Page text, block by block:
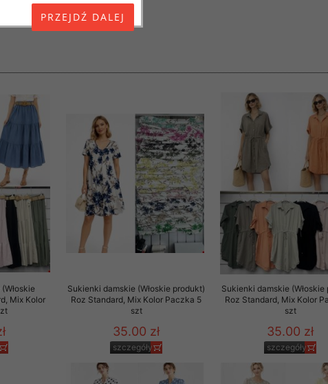
Mix Kolor
Sukienki damskie (Włoskie produkt)
Roz Standard, Mix Kolor Paczka 5
szt
35.00 zł
szczegóły
Sukienki damskie (Włoskie
Roz Standard, Mix Kolor
szt
35.00 zł
szczegóły
(UE) 2016/679 z dnia 27
osobowych i w sprawie
jako "RODO", "ORODO",
2018 roku. Poniżej
przez OMEZ
że wycofanie zgody nie
oraz usunięcia
zautomatyzowanemu
przetwarzania Twoich
osobowych.